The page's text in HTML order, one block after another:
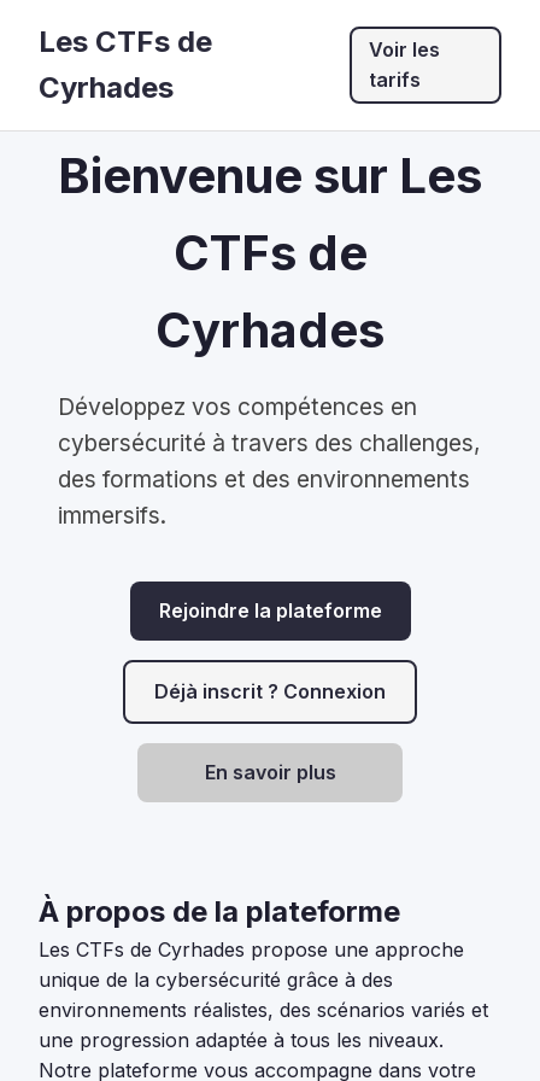
Les CTFs de
Cyrhades
Voir les
tarifs
Bienvenue sur Les
CTFs de
Cyrhades
Développez vos compétences en
cybersécurité à travers des challenges,
des formations et des environnements
immersifs.
Rejoindre la plateforme
Déjà inscrit ? Connexion
En savoir plus
À propos de la plateforme
Les CTFs de Cyrhades propose une approche
unique de la cybersécurité grâce à des
environnements réalistes, des scénarios variés et
une progression adaptée à tous les niveaux.
Notre plateforme vous accompagne dans votre